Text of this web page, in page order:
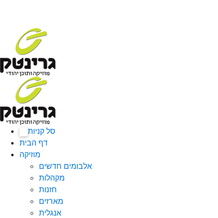
סל קניות
דף הבית
מוזיקה
אלבומים חדשים
מקהלות
חזנות
מארזים
אנגלית